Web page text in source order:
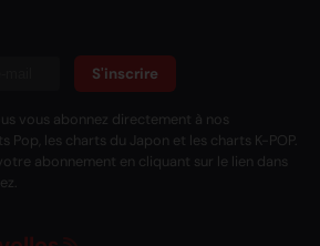
S'inscrire
vous abonnez directement à nos
Pop, les charts du Japon et les charts K-POP.
abonnement en cliquant sur le lien dans